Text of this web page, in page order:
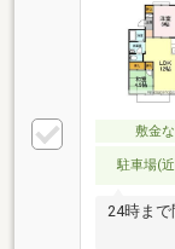
敷金
駐車場(
24時ま